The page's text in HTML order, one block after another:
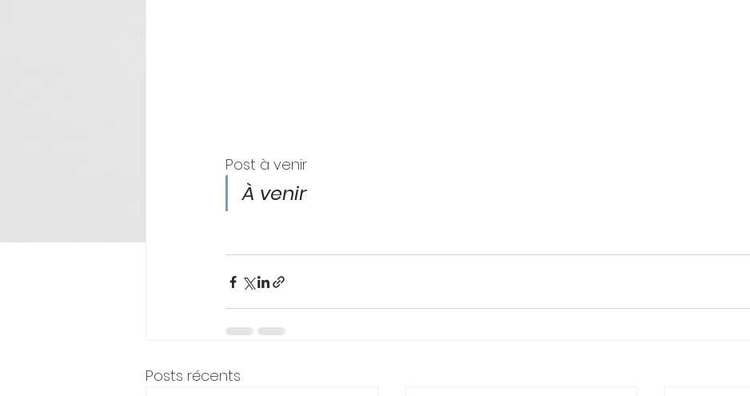
Post à venir
À venir
Posts récents